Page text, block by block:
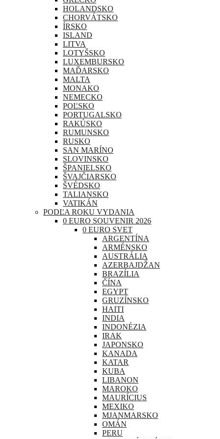
HOLANDSKO
CHORVÁTSKO
ÍRSKO
ISLAND
LITVA
LOTYŠSKO
LUXEMBURSKO
MAĎARSKO
MALTA
MONAKO
NEMECKO
POĽSKO
PORTUGALSKO
RAKÚSKO
RUMUNSKO
RUSKO
SAN MARÍNO
SLOVINSKO
ŠPANIELSKO
ŠVAJČIARSKO
ŠVÉDSKO
TALIANSKO
VATIKÁN
PODĽA ROKU VYDANIA
0 EURO SOUVENIR 2026
0 EURO SVET
ARGENTÍNA
ARMÉNSKO
AUSTRÁLIA
AZERBAJDŽAN
BRAZÍLIA
ČÍNA
EGYPT
GRUZÍNSKO
HAITI
INDIA
INDONÉZIA
IRAK
JAPONSKO
KANADA
KATAR
KUBA
LIBANON
MAROKO
MAURÍCIUS
MEXIKO
MJANMARSKO
OMÁN
PERU